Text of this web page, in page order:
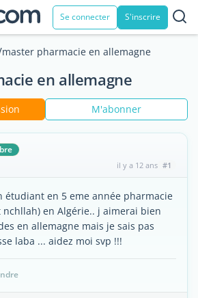
Se connecter S'inscrire
master pharmacie en allemagne
en allemagne
M'abonner
il y a 12 ans #1
étudiant en 5 eme année pharmacie
en Algérie.. j aimerai bien
en allemagne mais je sais pas
laba ... aidez moi svp !!!